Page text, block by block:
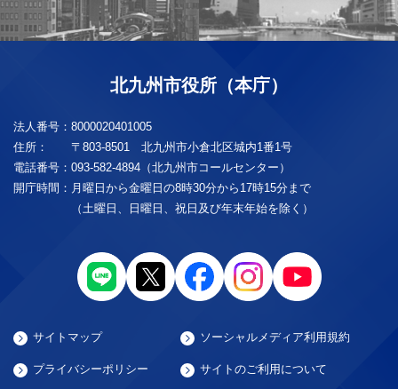
北九州市役所（本庁）
法人番号： 8000020401005
住所：
〒803-8501 北九州市小倉北区城内1番1号
電話番号： 093-582-4894（北九州市コールセンター）
開庁時間： 月曜日から金曜日の8時30分から17時15分まで
（土曜日、日曜日、祝日及び年末年始を除く）
サイトマップ ソーシャルメディア利用規約
プライバシーポリシー サイトのご利用について